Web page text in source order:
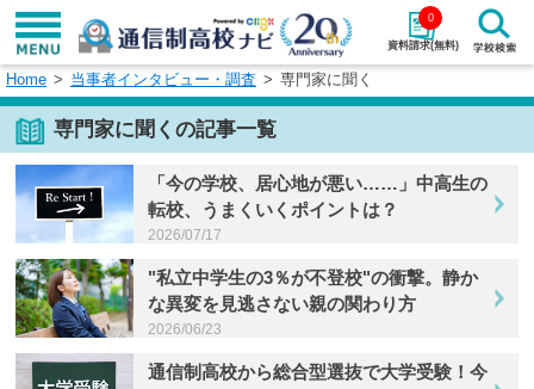
資料請求(無料)
0
学校名で探す
検索
エリアから探す 特徴から探す
関東 北海道・東北
東海 北陸・甲信越
Home 当事者インタビュー・調査 専門家に聞く
専門家に聞くの記事一覧
「今の学校、居心地が悪い……」中高生の
転校、うまくいくポイントは？
2026/07/17
"私立中学生の3％が不登校"の衝撃。静か
な異変を見逃さない親の関わり方
2026/06/23
通信制高校から総合型選抜で大学受験！今